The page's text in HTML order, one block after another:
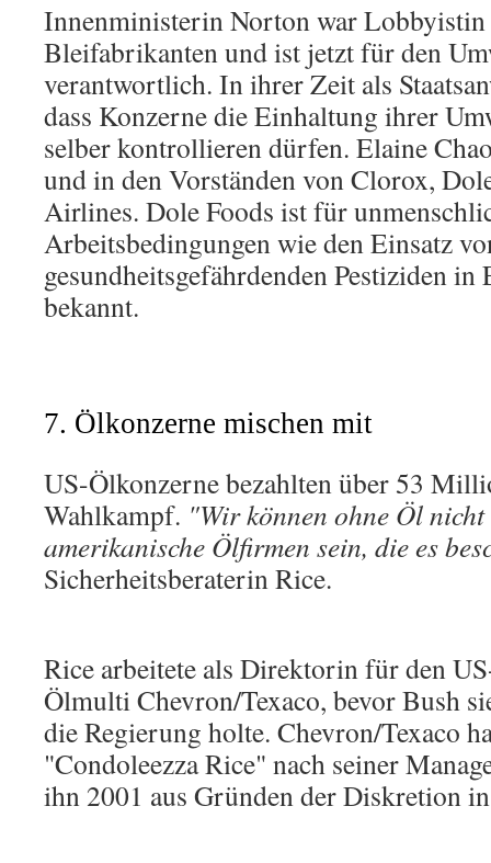
Innenministerin Norton war
Bleifabrikanten und ist jetzt für den
verantwortlich. In ihrer Zeit als
dass Konzerne die Einhaltung ihrer
selber kontrollieren dürfen. Elaine
und in den Vorständen von Clorox,
Airlines. Dole Foods ist für
Arbeitsbedingungen wie den Einsatz
gesundheitsgefährdenden Pestiziden
bekannt.
7. Ölkonzerne mischen mit
US-Ölkonzerne bezahlten über 53
Wahlkampf. "Wir können ohne Öl nicht
amerikanische Ölfirmen sein, die es
Sicherheitsberaterin Rice.
Rice arbeitete als Direktorin für den
Ölmulti Chevron/Texaco, bevor Bush
die Regierung holte. Chevron/Texaco
"Condoleezza Rice" nach seiner
ihn 2001 aus Gründen der Diskretion